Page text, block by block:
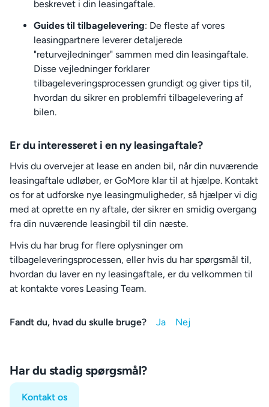
beskrevet i din leasingaftale.
Guides til tilbagelevering: De fleste af vores
leasingpartnere leverer detaljerede
"returvejledninger" sammen med din leasingaftale.
Disse vejledninger forklarer
tilbageleveringsprocessen grundigt og giver tips til,
hvordan du sikrer en problemfri tilbagelevering af
bilen.
Er du interesseret i en ny leasingaftale?
Hvis du overvejer at lease en anden bil, når din nuværende
leasingaftale udløber, er GoMore klar til at hjælpe. Kontakt
os for at udforske nye leasingmuligheder, så hjælper vi dig
med at oprette en ny aftale, der sikrer en smidig overgang
fra din nuværende leasingbil til din næste.
Hvis du har brug for flere oplysninger om
tilbageleveringsprocessen, eller hvis du har spørgsmål til,
hvordan du laver en ny leasingaftale, er du velkommen til
at kontakte vores Leasing Team.
Fandt du, hvad du skulle bruge?
Har du stadig spørgsmål?
Kontakt os